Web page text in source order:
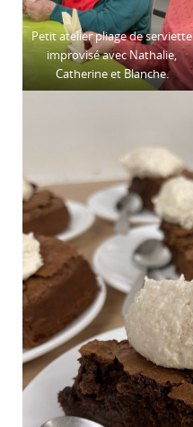
Petit atelier pliage de serviette
improvisé avec Nathalie,
Catherine et Blanche.